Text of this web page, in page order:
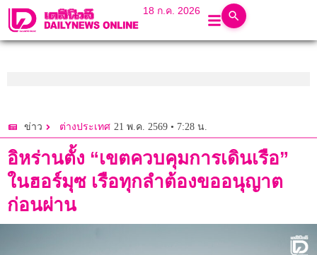
18 ก.ค. 2026
ข่าว ต่างประเทศ 21 พ.ค. 2569 • 7:28 น.
อิหร่านตั้ง “เขตควบคุมการเดินเรือ”
ในฮอร์มุซ เรือทุกลำต้องขออนุญาต
ก่อนผ่าน